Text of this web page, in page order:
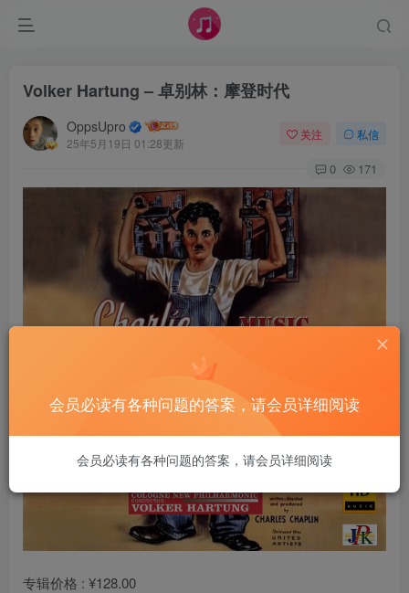
Volker Hartung – 卓别林：摩登时代
OppsUpro
25年5月19日 01:28更新
关注 私信
0 171
专辑价格 : ¥128.00
会员必读有各种问题的答案，请会员详细阅读
会员必读有各种问题的答案，请会员详细阅读